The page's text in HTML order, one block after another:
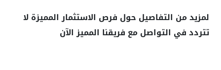
لمزيد من التفاصيل حول فرص الاستثمار المميزة لا
تتردد في التواصل مع فريقنا المميز الآن